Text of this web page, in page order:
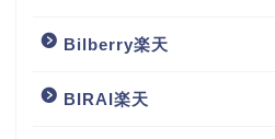
Bilberry楽天
BIRAI楽天